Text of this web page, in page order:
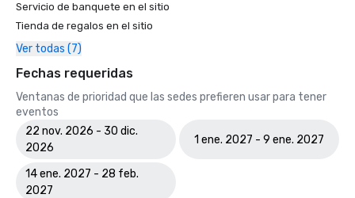
Servicio de banquete en el sitio
Tienda de regalos en el sitio
Ver todas (7)
Fechas requeridas
Ventanas de prioridad que las sedes prefieren usar para tener
eventos
22 nov. 2026 - 30 dic.
2026
1 ene. 2027 - 9 ene. 2027
14 ene. 2027 - 28 feb.
2027